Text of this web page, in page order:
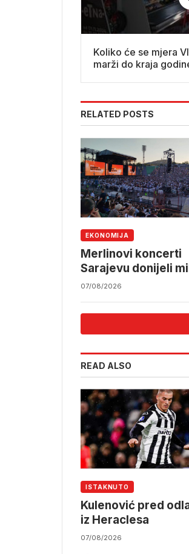
Koliko će se mjera
marži do kraja
RELATED POSTS
EKONOMIJA
Merlinovi koncerti
Sarajevu donijeli
07/08/2026
READ ALSO
ISTAKNUTO
Kulenović pred
iz Heraclesa
07/08/2026